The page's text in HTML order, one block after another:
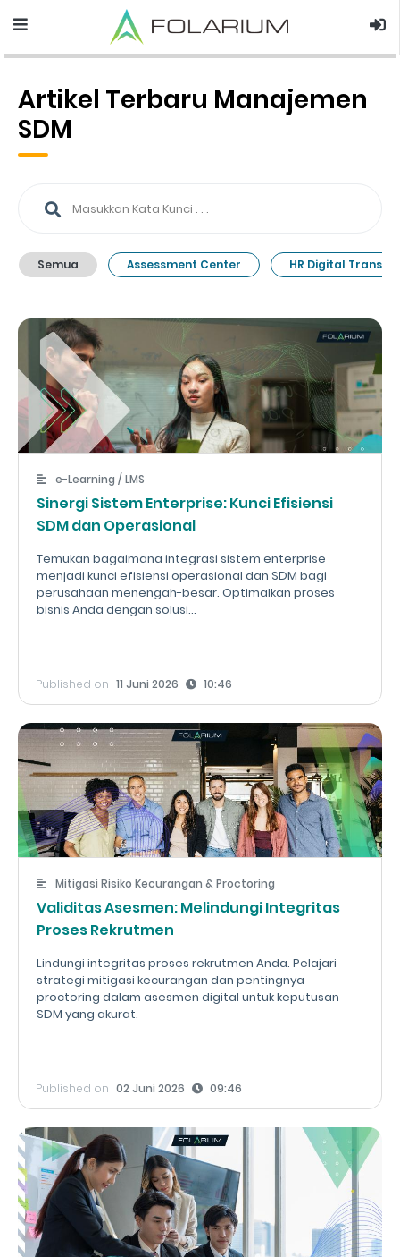
Artikel Terbaru Manajemen
SDM
Semua Assessment Center HR Digital
e-Learning / LMS
Sinergi Sistem Enterprise: Kunci Efisiensi
SDM dan Operasional
Temukan bagaimana integrasi sistem enterprise
menjadi kunci efisiensi operasional dan SDM bagi
perusahaan menengah-besar. Optimalkan proses
bisnis Anda dengan solusi...
Published on 11 Juni 2026 10:46
Mitigasi Risiko Kecurangan & Proctoring
Validitas Asesmen: Melindungi Integritas
Proses Rekrutmen
Lindungi integritas proses rekrutmen Anda. Pelajari
strategi mitigasi kecurangan dan pentingnya
proctoring dalam asesmen digital untuk keputusan
SDM yang akurat.
Published on 02 Juni 2026 09:46